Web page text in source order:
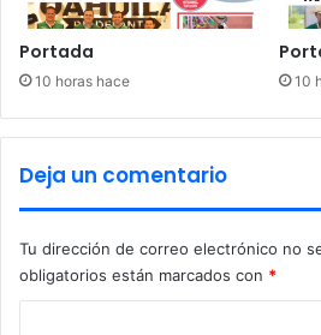
e
r
o
c
a
e
n
Portada
10 horas hace 10
Deja un comentario
Tu dirección de correo electrónico no
obligatorios están marcados con *